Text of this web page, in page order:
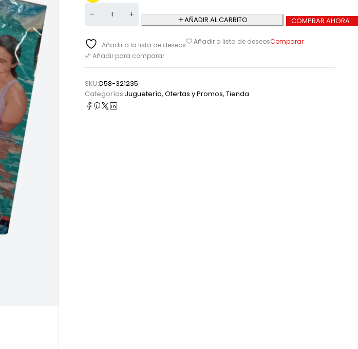
AÑADIR AL CARRITO COMPRAR AHORA
Añadir a la lista de deseos Añadir a lista de deseosComparar
Añadir para comparar
SKU:D58-321235
Categorías:Juguetería, Ofertas y Promos, Tienda